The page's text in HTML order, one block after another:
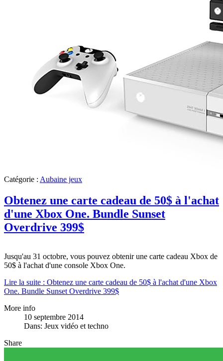
Catégorie : Aubaine jeux
Obtenez une carte cadeau de 50$ à l'achat
d'une Xbox One. Bundle Sunset
Overdrive 399$
Jusqu'au 31 octobre, vous pouvez obtenir une carte cadeau Xbox de
50$ à l'achat d'une console Xbox One.
Lire la suite : Obtenez une carte cadeau de 50$ à l'achat d'une Xbox
One. Bundle Sunset Overdrive 399$
More info
10 septembre 2014
Dans: Jeux vidéo et techno
Share